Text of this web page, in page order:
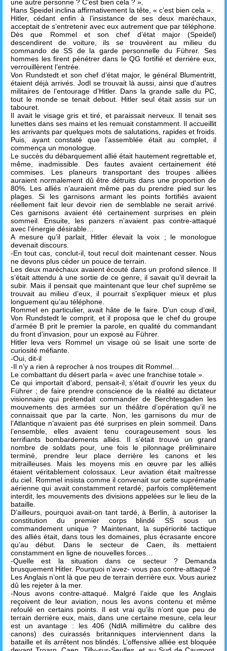
une autre personne ? C’est bien cela ? ».
Hans Speidel inclina affirmativement la tête, « c’est bien cela ».
Hitler, cédant enfin à l’insistance de ses deux maréchaux,
acceptait de s’entretenir avec eux autrement que par téléphone.
Dès que Rommel et son chef d’état major (Speidel)
descendirent de voiture, ils se trouvèrent au milieu du
commando de SS de la garde personnelle du Führer. Ses
hommes les firent pénétrer dans le QG fortifié et derrière eux,
verrouillèrent l’entrée.
Von Rundstedt et son chef d’état major, le général Blumentritt,
étaient déjà arrivés. Jodl se trouvait là aussi, ainsi que d’autres
militaires de l’entourage d’Hitler. Dans la grande salle du PC,
tout le monde se tenait debout. Hitler seul était assis sur un
tabouret.
Il avait le visage gris et tiré, et paraissait nerveux. Il tenait ses
lunettes dans ses mains et les remuait constamment. Il accueillit
les arrivants par quelques mots de salutations, rapides et froids.
Puis, ayant constaté que l’assemblée était au complet, il
commença un monologue.
Le succès du débarquement allié était hautement regrettable et,
même, inadmissible. Des fautes avaient certainement été
commises. Les planeurs transportant des troupes alliées
auraient normalement dû être détruits dans une proportion de
80%. Les alliés n’auraient même pas du prendre pied sur les
plages. Si les garnisons armant les points fortifiés avaient
réellement fait leur devoir rien de semblable ne serait arrivé.
Ces garnisons avaient été certainement surprises en plein
sommeil. Ensuite, les panzers n’avaient pas contre-attaqué
avec l’énergie désirable…
A mesure qu’il parlait, Hitler élevait la voix ; le monologue
devenait discours.
-En tout cas, conclut-il, tout recul doit maintenant cesser. Nous
ne devons plus céder un pouce de terrain.
Les deux maréchaux avaient écouté dans un profond silence. Il
s’était attendu à une sortie de ce genre, il savait qu’il devrait la
subir. Mais il pensait que maintenant que leur chef suprême se
trouvait au milieu d’eux, il pourrait s’expliquer mieux et plus
longuement qu’au téléphone.
Rommel en particulier, avait hâte de le faire. D’un coup d’œil,
Von Rundstedt le comprit, et il proposa que le chef du groupe
d’armée B prit le premier la parole, en qualité du commandant
du front d’invasion, pour un exposé au Führer.
Hitler leva vers Rommel un visage où se lisait une sorte de
curiosité méfiante.
-Oui, dit-il
-Il n’y a rien à reprocher à nos troupes dit Rommel…
Le combattant du désert parla « avec une franchise totale ».
Ce qui importait d’abord, pensait-il, s’était d’ouvrir les yeux du
Führer ; de faire prendre conscience de la réalité au dictateur
visionnaire qui prétendait commander de Berchtesgaden les
mouvements des armées sur un théâtre d’opération qu’il ne
connaissait que par la carte. Non, les garnisons du mur de
l’Atlantique n’avaient pas été surprises en plein sommeil. Dans
l’ensemble, elles avaient tenu courageusement sous les
terrifiants bombardements alliés. Il s’était trouvé un grand
nombre de soldats pour, une fois le pilonnage préliminaire
terminé, prendre leur place derrière les canons et les
mitrailleuses. Mais les moyens mis en œuvre par les alliés
étaient véritablement colossaux. Leur aviation était maîtresse
du ciel. Rommel insista comme il convenait sur cette suprématie
aérienne qui avait constamment retardé, parfois complètement
interdit, les mouvements des divisions appelées sur le lieu de la
bataille.
D’ailleurs, pourquoi avait-on tant tardé, à Berlin, à autoriser la
constitution du premier corps blindé SS sous un
commandement unique ? Maintenant, la supériorité tactique
des alliés était, dans tous les domaines, plus écrasante encore
qu’au début. Dans le secteur de Caen, ils mettaient
constamment en ligne de nouvelles forces…
-Quelle est la situation dans ce secteur ? Demanda
brusquement Hitler. Pourquoi n’avez- vous pas contre-attaqué ?
Les Anglais n’ont là que peu de terrain derrière eux. Vous auriez
dû les rejeter à la mer.
-Nous avons contre-attaqué. Malgré l’aide que les Anglais
reçoivent de leur aviation, nous les avons contenu et même
refoulé en certains points. Il est vrai qu’ils n’ont que peu de
terrain derrière eux, mais, dans une certaine mesure, cela leur
est un avantage : les 406 (NdlA millimètre du calibre des
canons) des cuirassés britanniques interviennent dans la
bataille et ils arrêtent nos blindés. L’offensive alliée est bloquée